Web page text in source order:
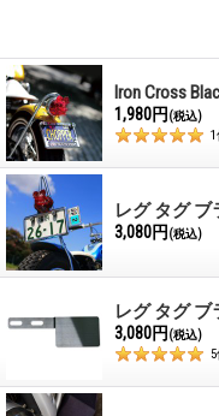
Iron Cross
1,980円 (税込)
1
レグ タグ ブ
3,080円 (税込)
レグ タグ ブ
3,080円 (税込)
5